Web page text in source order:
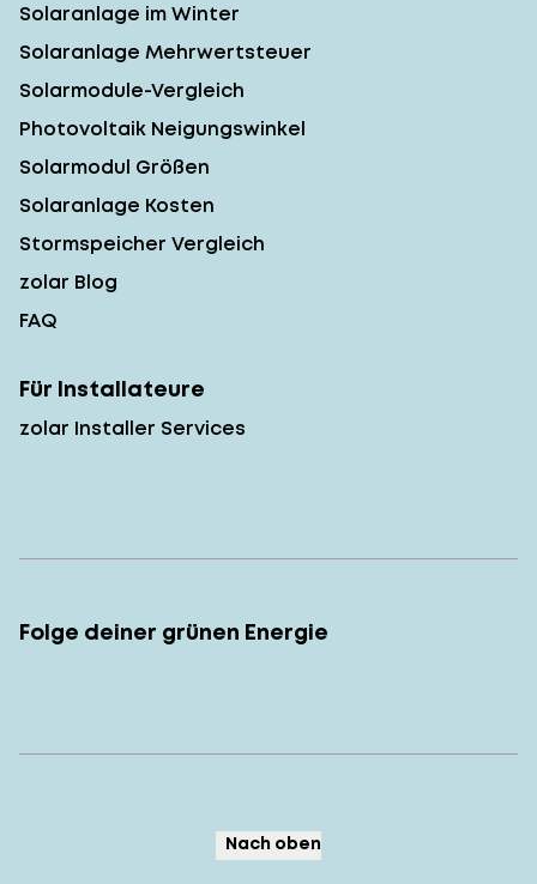
Solaranlage im Winter
Solaranlage Mehrwertsteuer
Solarmodule-Vergleich
Photovoltaik Neigungswinkel
Solarmodul Größen
Solaranlage Kosten
Stormspeicher Vergleich
zolar Blog
FAQ
Für Installateure
zolar Installer Services
Folge deiner grünen Energie
Nach oben